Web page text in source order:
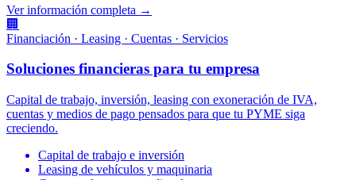
Ver información completa →
🏢
Financiación · Leasing · Cuentas · Servicios
Soluciones financieras para tu empresa
Capital de trabajo, inversión, leasing con exoneración de IVA,
cuentas y medios de pago pensados para que tu PYME siga
creciendo.
Capital de trabajo e inversión
Leasing de vehículos y maquinaria